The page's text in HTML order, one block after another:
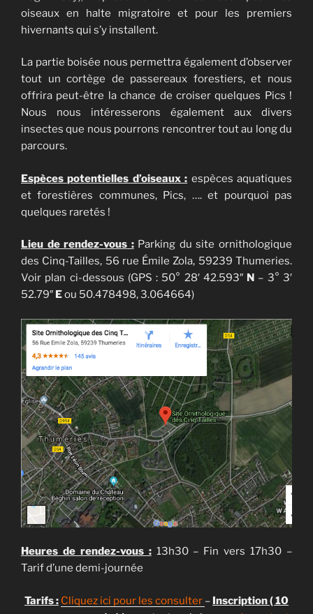
oiseaux en halte migratoire et pour les premiers
hivernants qui s’y installent.
La partie boisée nous permettra également d’observer
tout un cortège de passereaux forestiers, et nous
offrira peut-être la chance de croiser quelques Pics !
Nous nous intéresserons également aux divers
insectes que nous pourrons rencontrer tout au long du
parcours.
Espèces potentielles d’oiseaux : espèces aquatiques
et forestières communes, Pics, …. et pourquoi pas
quelques raretés !
Lieu de rendez-vous :Parking du site ornithologique
des Cinq-Tailles, 56 rue Émile Zola, 59239 Thumeries.
Voir plan ci-dessous (GPS : 50° 28′ 42.593″ N – 3° 3′
52.79″ Eou 50.478498, 3.064664)
Heures de rendez-vous :13h30 – Fin vers 17h30 –
Tarif d’une demi-journée
Tarifs : Cliquez ici pour les consulter – Inscription ( 10